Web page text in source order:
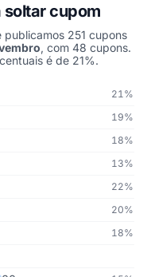
soltar cupom
publicamos 251 cupons
, com 48 cupons.
é de 21%.
somando os últimos 9
21%
19%
18%
13%
22%
20%
18%